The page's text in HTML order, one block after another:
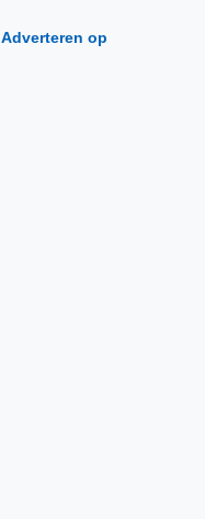
Adverteren op